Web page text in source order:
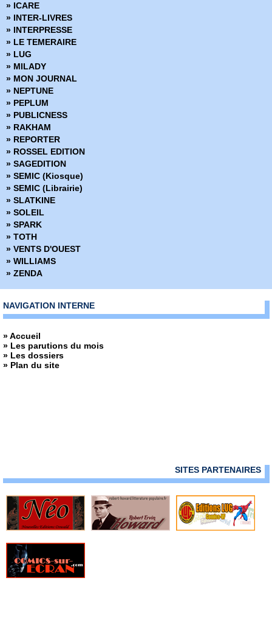
» ICARE
» INTER-LIVRES
» INTERPRESSE
» LE TEMERAIRE
» LUG
» MILADY
» MON JOURNAL
» NEPTUNE
» PEPLUM
» PUBLICNESS
» RAKHAM
» REPORTER
» ROSSEL EDITION
» SAGEDITION
» SEMIC (Kiosque)
» SEMIC (Librairie)
» SLATKINE
» SOLEIL
» SPARK
» TOTH
» VENTS D'OUEST
» WILLIAMS
» ZENDA
NAVIGATION INTERNE
» Accueil
» Les parutions du mois
» Les dossiers
» Plan du site
SITES PARTENAIRES